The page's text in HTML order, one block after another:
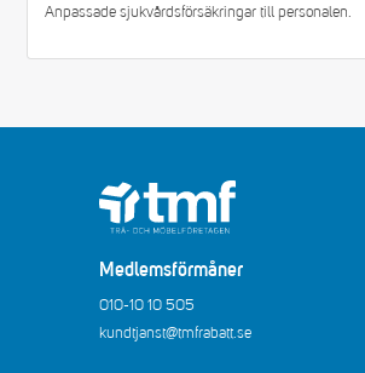
Anpassade sjukvårdsförsäkringar till personalen.
Medlemsförmåner
010-10 10 505
kundtjanst@tmfrabatt.se